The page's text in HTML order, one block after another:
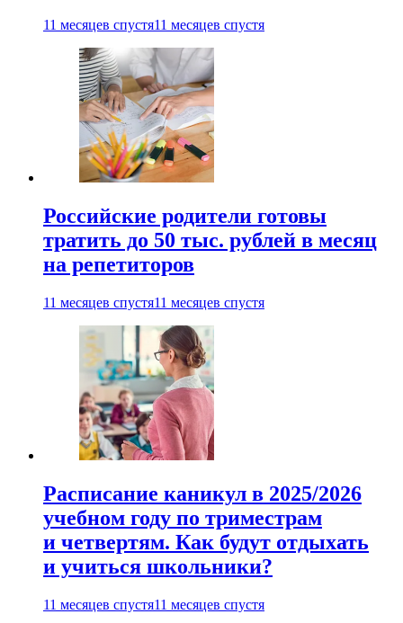
11 месяцев спустя11 месяцев спустя
Российские родители готовы
тратить до 50 тыс. рублей в месяц
на репетиторов
11 месяцев спустя11 месяцев спустя
Расписание каникул в 2025/2026
учебном году по триместрам
и четвертям. Как будут отдыхать
и учиться школьники?
11 месяцев спустя11 месяцев спустя